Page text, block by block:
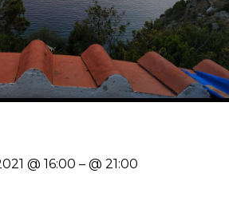
@ 16:00 – @ 21:00